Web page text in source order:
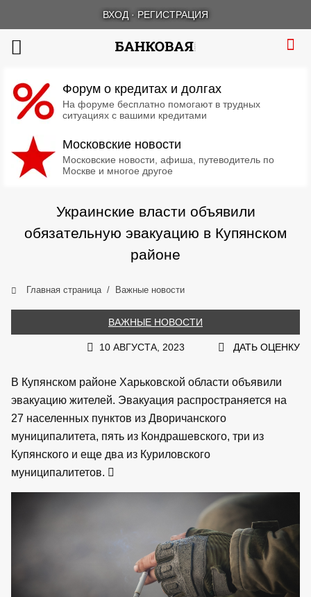
ВХОД · РЕГИСТРАЦИЯ
Форум о кредитах и долгах
На форуме бесплатно помогают в трудных
ситуациях с вашими кредитами
Московские новости
Московские новости, афиша, путеводитель по
Москве и многое другое
Украинские власти объявили
обязательную эвакуацию в Купянском
районе
Главная страница Важные новости
ВАЖНЫЕ НОВОСТИ
10 АВГУСТА, 2023 ДАТЬ ОЦЕНКУ
В Купянском районе Харьковской области объявили
эвакуацию жителей. Эвакуация распространяется на
27 населенных пунктов из Дворичанского
муниципалитета, пять из Кондрашевского, три из
Купянского и еще два из Куриловского
муниципалитетов.